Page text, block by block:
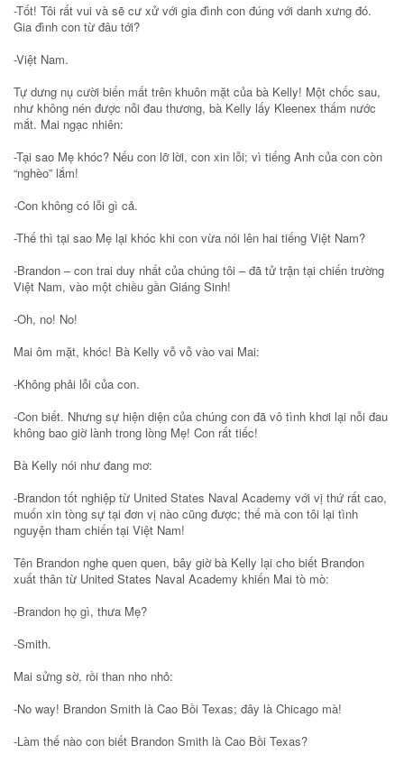
-Tốt! Tôi rất vui và sẽ cư xử với gia đình con đúng với danh xưng đó.
Gia đình con từ đâu tới?
-Việt Nam.
Tự dưng nụ cười biến mất trên khuôn mặt của bà Kelly! Một chốc sau,
như không nén được nỗi đau thương, bà Kelly lấy Kleenex thấm nước
mắt. Mai ngạc nhiên:
-Tại sao Mẹ khóc? Nếu con lỡ lời, con xin lỗi; vì tiếng Anh của con còn
“nghèo” lắm!
-Con không có lỗi gì cả.
-Thế thì tại sao Mẹ lại khóc khi con vừa nói lên hai tiếng Việt Nam?
-Brandon – con trai duy nhất của chúng tôi – đã tử trận tại chiến trường
Việt Nam, vào một chiều gần Giáng Sinh!
-Oh, no! No!
Mai ôm mặt, khóc! Bà Kelly vỗ vỗ vào vai Mai:
-Không phải lỗi của con.
-Con biết. Nhưng sự hiện diện của chúng con đã vô tình khơi lại nỗi đau
không bao giờ lành trong lòng Mẹ! Con rất tiếc!
Bà Kelly nói như đang mơ:
-Brandon tốt nghiệp từ United States Naval Academy với vị thứ rất cao,
muốn xin tòng sự tại đơn vị nào cũng được; thế mà con tôi lại tình
nguyện tham chiến tại Việt Nam!
Tên Brandon nghe quen quen, bây giờ bà Kelly lại cho biết Brandon
xuất thân từ United States Naval Academy khiến Mai tò mò:
-Brandon họ gì, thưa Mẹ?
-Smith.
Mai sửng sờ, rồi than nho nhỏ:
-No way! Brandon Smith là Cao Bồi Texas; đây là Chicago mà!
-Làm thế nào con biết Brandon Smith là Cao Bồi Texas?